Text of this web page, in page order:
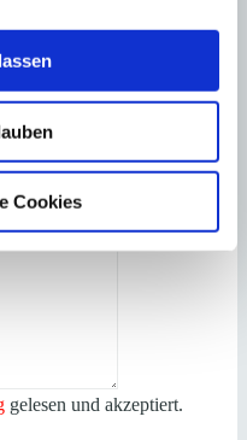
Cookies
gelesen und akzeptiert.